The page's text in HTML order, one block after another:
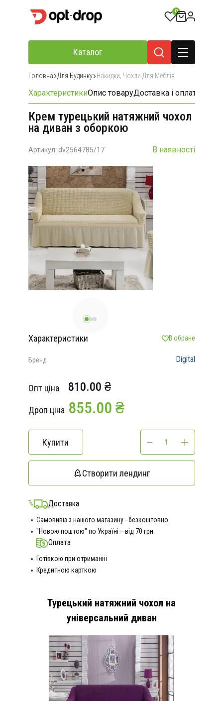
0
Каталог
Головна Для Будинку Накидки, Чохли Для Меблів
ХарактеристикиОпис товаруДоставка і оплата
Крем турецький натяжний чохол
на диван з оборкою
Артикул: dv2564785/17 В наявності
Характеристики В обране
Бренд Digital
Опт ціна 810.00 ₴
Дроп ціна 855.00 ₴
Купити
Створити лендинг
Доставка
Самовивіз з нашого магазину - безкоштовно.
"Новою поштою" по Україні —від 70 грн.
Оплата
Готівкою при отриманні
Кредитною карткою
Турецький натяжний чохол на
універсальний диван